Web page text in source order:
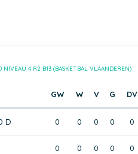
NIVEAU 4 R2 B13 (BASKETBAL VLAANDEREN)
GW W V G DV
D 0 0 0 0 0
0 0 0 0 0